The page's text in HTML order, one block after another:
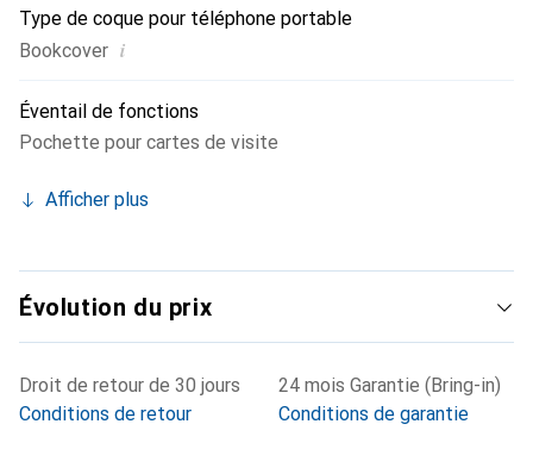
Type de coque pour téléphone portable
Bookcover i
Éventail de fonctions
Pochette pour cartes de visite
Afficher plus
Évolution du prix
Droit de retour de 30 jours
Conditions de retour
24 mois Garantie (Bring-in)
Conditions de garantie